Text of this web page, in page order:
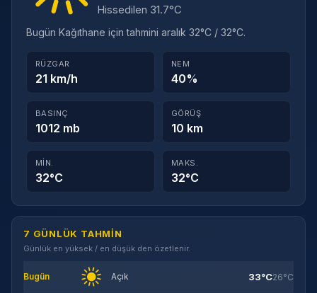
Hissedilen 31.7°C
Bugün Kağıthane için tahmini aralık 32°C / 32°C.
RÜZGAR
21 km/h
NEM
40%
BASINÇ
1012 mb
GÖRÜŞ
10 km
MIN.
32°C
MAKS.
32°C
7 GÜNLÜK TAHMIN
Günlük en yüksek / en düşük den özetlenir.
Bugün Açık 33°C26°C